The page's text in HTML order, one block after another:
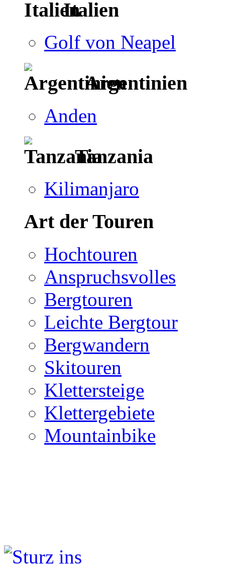
Italien
Golf von Neapel
Argentinien
Anden
Tanzania
Kilimanjaro
Art der Touren
Hochtouren
Anspruchsvolles
Bergtouren
Leichte Bergtour
Bergwandern
Skitouren
Klettersteige
Klettergebiete
Mountainbike